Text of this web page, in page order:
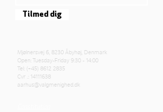
Tilmed dig
Mjølnersvej 6, 8230 Åbyhøj, Denmark
Open: Tuesday-Friday 9:30 - 14:00
Tel: (+45) 8612 2835
Cvr .: 14111638
aarhus@valgmenighed.dk